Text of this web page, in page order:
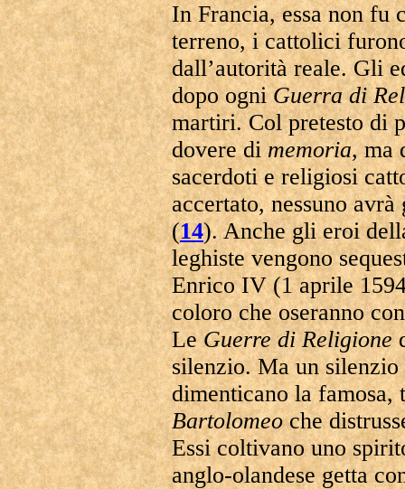
In Francia, essa non fu
terreno, i cattolici
dall’autorità reale. Gli
dopo ogniGuerra di
martiri. Col pretesto di
dovere dimemoria, ma
sacerdoti e religiosi
accertato, nessuno
(14). Anche gli eroi
leghiste vengono
Enrico IV (1 aprile
coloro che oseranno
LeGuerre di Religione
silenzio. Ma un
dimenticano la
Bartolomeoche
Essi coltivano uno
anglo-olandese getta